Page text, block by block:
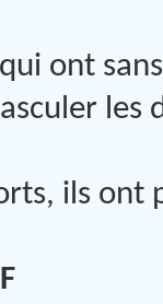
ont
les
ils ont